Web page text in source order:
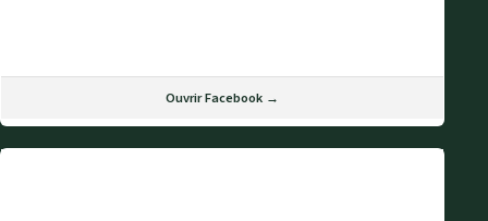
Ouvrir Facebook →